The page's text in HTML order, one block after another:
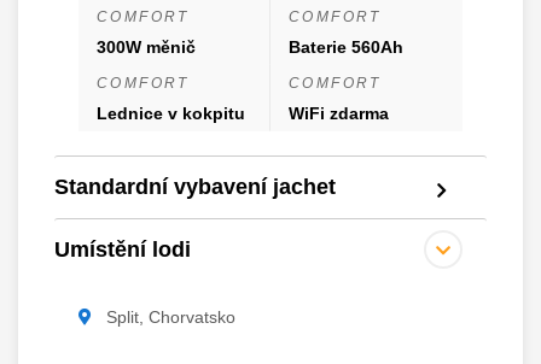
COMFORT
300W měnič
COMFORT
Baterie 560Ah
COMFORT
Lednice v kokpitu
COMFORT
WiFi zdarma
Standardní vybavení jachet
Umístění lodi
Split, Chorvatsko